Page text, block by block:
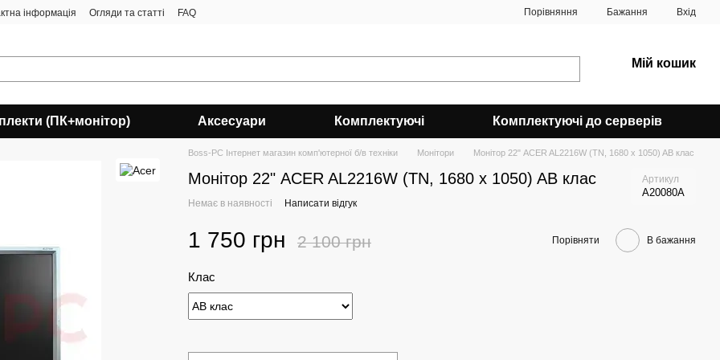
інформація Огляди та статті FAQ Порівняння Бажання Вхід
Мій кошик
(ПК+монітор) Аксесуари Комплектуючі Комплектуючі до серверів
Boss-PC Інтернет магазин комп'ютерної б/в техніки Монітори Монітор 22" ACER AL2216W (TN, 1680 x 1050) AB клас
Монітор 22" ACER AL2216W (TN, 1680 x 1050) AB клас Артикул
A20080A
Немає в наявності Написати відгук
1 750 грн 2 100 грн Порівняти В бажання
Клас